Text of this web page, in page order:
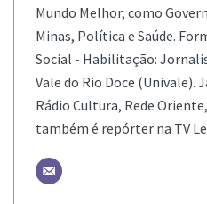
Mundo Melhor, como
Minas, Política e Saúde.
Social - Habilitação:
Vale do Rio Doce (Univale).
Rádio Cultura, Rede
também é repórter na TV